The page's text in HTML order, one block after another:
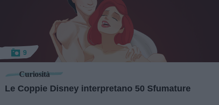
9
Curiosità
Le Coppie Disney interpretano 50 Sfumature